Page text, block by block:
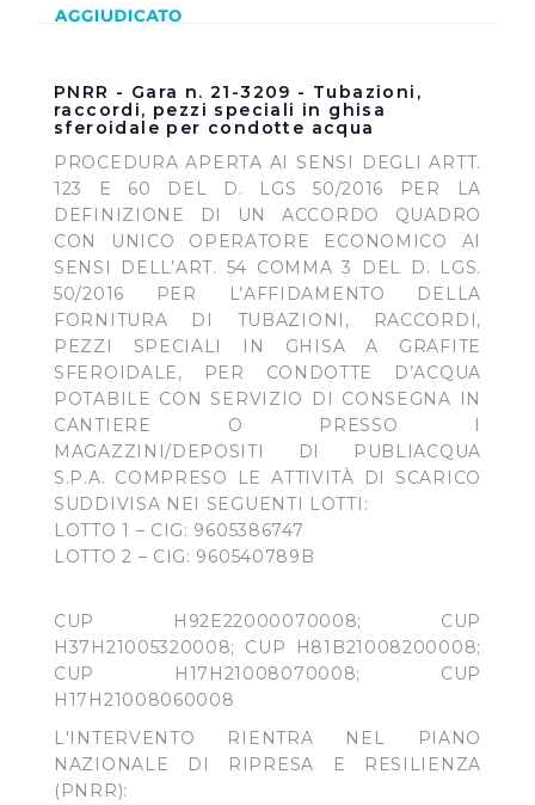
PNRR - Gara n. 21-3209 - Tubazioni,
raccordi, pezzi speciali in ghisa
sferoidale per condotte acqua
PROCEDURA APERTA AI SENSI DEGLI ARTT.
123 E 60 DEL D. LGS 50/2016 PER LA
DEFINIZIONE DI UN ACCORDO QUADRO
CON UNICO OPERATORE ECONOMICO AI
SENSI DELL’ART. 54 COMMA 3 DEL D. LGS.
50/2016 PER L’AFFIDAMENTO DELLA
FORNITURA DI TUBAZIONI, RACCORDI,
PEZZI SPECIALI IN GHISA A GRAFITE
SFEROIDALE, PER CONDOTTE D’ACQUA
POTABILE CON SERVIZIO DI CONSEGNA IN
CANTIERE O PRESSO I
MAGAZZINI/DEPOSITI DI PUBLIACQUA
S.P.A. COMPRESO LE ATTIVITÀ DI SCARICO
SUDDIVISA NEI SEGUENTI LOTTI:
LOTTO 1 – CIG: 9605386747
LOTTO 2 – CIG: 960540789B
CUP H92E22000070008; CUP
H37H21005320008; CUP H81B21008200008;
CUP H17H21008070008; CUP
H17H21008060008
L'INTERVENTO RIENTRA NEL PIANO
NAZIONALE DI RIPRESA E RESILIENZA
(PNRR):